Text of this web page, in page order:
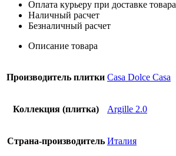
Оплата курьеру при доставке товара
Наличный расчет
Безналичный расчет
Описание товара
Производитель плитки Casa Dolce Casa
Коллекция (плитка) Argille 2.0
Страна-производитель Италия